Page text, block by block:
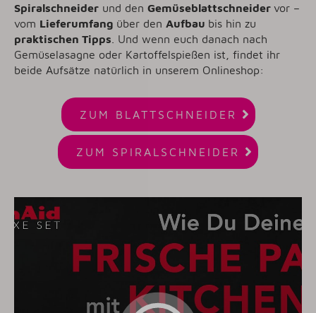
Spiralschneider und den Gemüseblattschneider vor –
vom Lieferumfang über den Aufbau bis hin zu
praktischen Tipps . Und wenn euch danach nach
Gemüselasagne oder Kartoffelspießen ist, findet ihr
beide Aufsätze natürlich in unserem Onlineshop:

ZUM BLATTSCHNEIDER

ZUM SPIRALSCHNEIDER